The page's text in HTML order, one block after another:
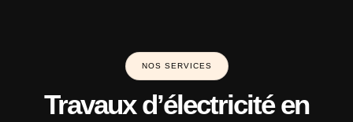
NOS SERVICES
Travaux d’électricité en